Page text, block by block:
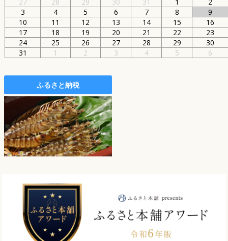
3
4 5 6 7 8
9
10
11 12 13 14 15
16
17
18 19 20 21 22
23
24
25 26 27 28 29
30
31
1 2 3 4 5 6
ふるさと納税